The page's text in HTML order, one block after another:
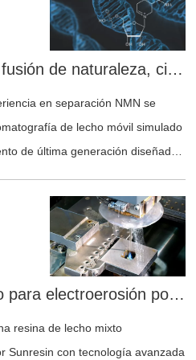
disociación de moléculas de
Purificación de NMN: fusión de naturaleza, ciencia e innovación
en separación NMN se
de lecho móvil simulado
de última generación diseñado
herramientas adecuadas
Resina de lecho mixto para electroerosión por hilo de corte lento
Sunresin con tecnología avanzada